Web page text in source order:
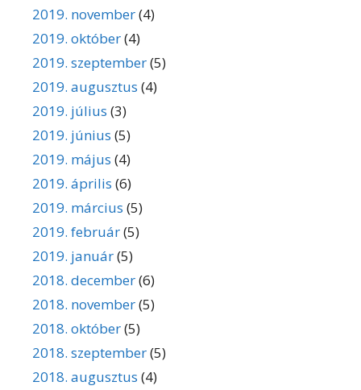
2019. november(4)
2019. október(4)
2019. szeptember(5)
2019. augusztus (4)
2019. július (3)
2019. június (5)
2019. május (4)
2019. április (6)
2019. március (5)
2019. február(5)
2019. január(5)
2018. december(6)
2018. november(5)
2018. október(5)
2018. szeptember(5)
2018. augusztus (4)